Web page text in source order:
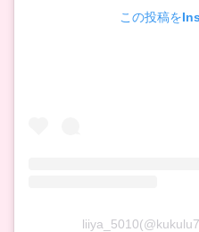
この投稿を